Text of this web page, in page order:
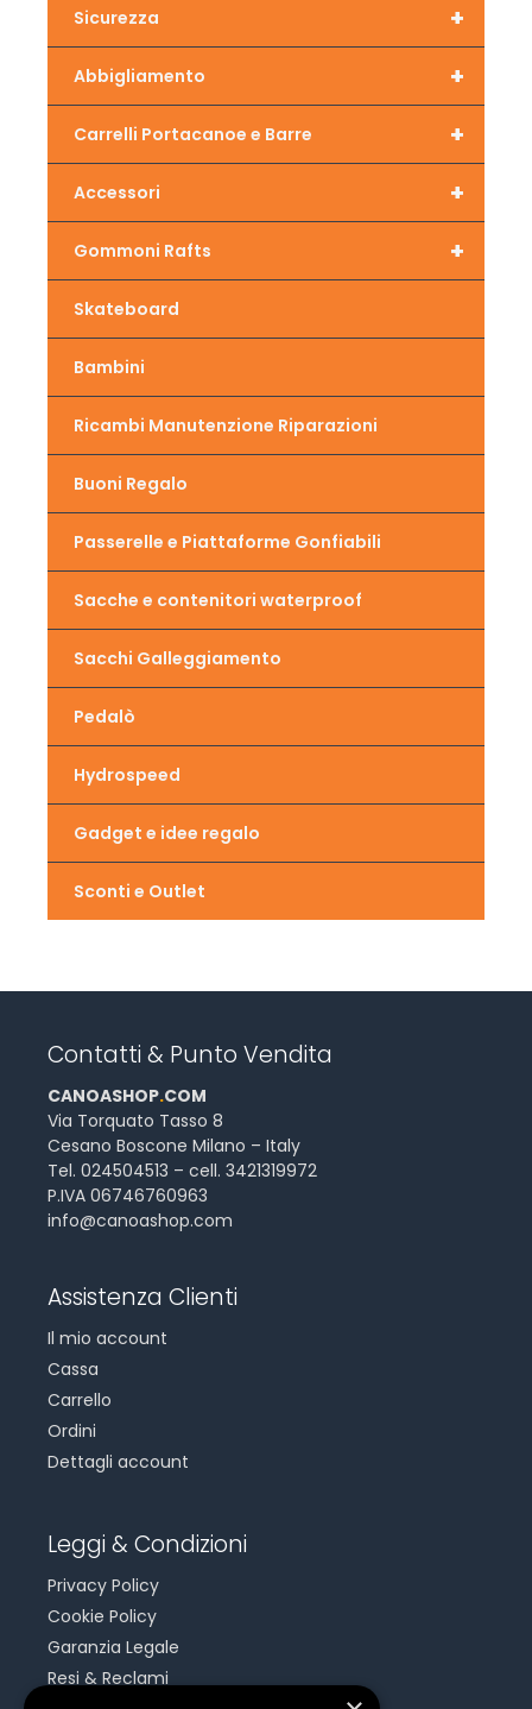
+
Sicurezza
+
Abbigliamento
+
Carrelli Portacanoe e Barre
+
Accessori
+
Gommoni Rafts
Skateboard
Bambini
Ricambi Manutenzione Riparazioni
Buoni Regalo
Passerelle e Piattaforme Gonfiabili
Sacche e contenitori waterproof
Sacchi Galleggiamento
Pedalò
Hydrospeed
Gadget e idee regalo
Sconti e Outlet
Contatti & Punto Vendita
CANOASHOP.COM
Via Torquato Tasso 8
Cesano Boscone Milano – Italy
Tel. 024504513 – cell. 3421319972
P.IVA 06746760963
info@canoashop.com
Assistenza Clienti
Il mio account
Cassa
Carrello
Ordini
Dettagli account
Leggi & Condizioni
Privacy Policy
Cookie Policy
Garanzia Legale
Resi & Reclami